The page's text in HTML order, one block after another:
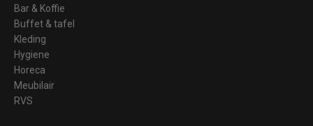
Bar & Koffie
Buffet & tafel
Kleding
Hygiene
Horeca
Meubilair
RVS